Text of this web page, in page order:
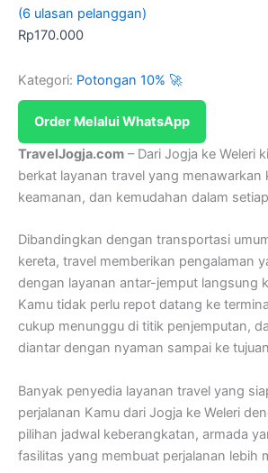
(6 ulasan pelanggan)
Rp170.000
Kategori: Potongan 10% 🚀
Order Melalui WhatsApp
TravelJogja.com – Dari Jogja ke Weleri
berkat layanan travel yang menawarkan
keamanan, dan kemudahan dalam
Dibandingkan dengan transportasi
kereta, travel memberikan pengalaman
dengan layanan antar-jemput langsung
Kamu tidak perlu repot datang ke
cukup menunggu di titik penjemputan,
diantar dengan nyaman sampai ke
Banyak penyedia layanan travel yang
perjalanan Kamu dari Jogja ke Weleri
pilihan jadwal keberangkatan, armada
fasilitas yang membuat perjalanan lebih